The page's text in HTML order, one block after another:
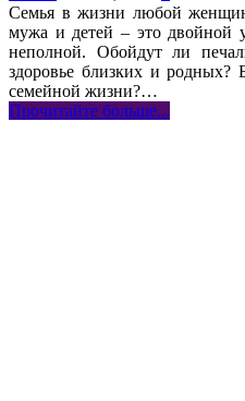
Семья в жизни любой
мужа и детей – это двойной
неполной. Обойдут ли
здоровье близких и родных?
семейной жизни?…
Прочитайте больше...